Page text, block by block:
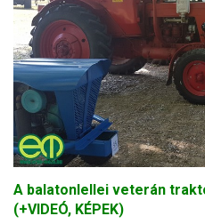
A balatonlellei veterán
(+VIDEÓ, KÉPEK)